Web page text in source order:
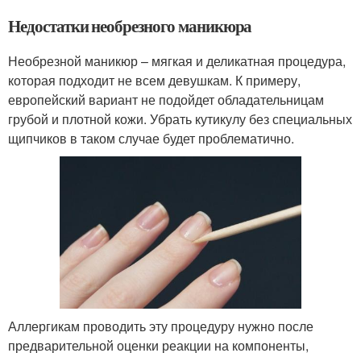
Недостатки необрезного маникюра
Необрезной маникюр – мягкая и деликатная процедура,
которая подходит не всем девушкам. К примеру,
европейский вариант не подойдет обладательницам
грубой и плотной кожи. Убрать кутикулу без специальных
щипчиков в таком случае будет проблематично.
Аллергикам проводить эту процедуру нужно после
предварительной оценки реакции на компоненты,